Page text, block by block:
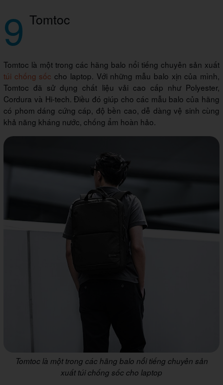
9 Tomtoc
Tomtoc là một trong các hãng balo nổi tiếng chuyên sản xuất
túi chống sốc cho laptop. Với những mẫu balo xịn của mình,
Tomtoc đã sử dụng chất liệu vải cao cấp như Polyester,
Cordura và Hi-tech. Điều đó giúp cho các mẫu balo của hãng
có phom dáng cứng cáp, độ bền cao, dễ dàng vệ sinh cùng
khả năng kháng nước, chống ẩm hoàn hảo.
Tomtoc là một trong các hãng balo nổi tiếng chuyên sản
xuất túi chống sốc cho laptop